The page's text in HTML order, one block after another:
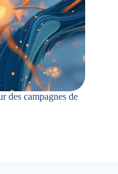
des campagnes de